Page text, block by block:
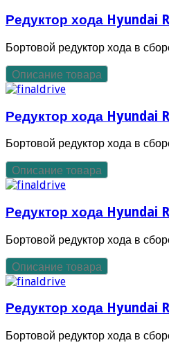
Редуктор хода Hyundai
Бортовой редуктор хода в
Описание товара
Редуктор хода Hyundai
Бортовой редуктор хода в
Описание товара
Редуктор хода Hyundai
Бортовой редуктор хода в
Описание товара
Редуктор хода Hyundai
Бортовой редуктор хода в